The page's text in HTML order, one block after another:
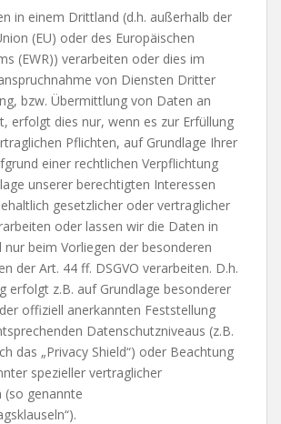
in einem Drittland (d.h. außerhalb der
(EU) oder des Europäischen
(EWR)) verarbeiten oder dies im
von Diensten Dritter
bzw. Übermittlung von Daten an
erfolgt dies nur, wenn es zur Erfüllung
Pflichten, auf Grundlage Ihrer
einer rechtlichen Verpflichtung
unserer berechtigten Interessen
gesetzlicher oder vertraglicher
oder lassen wir die Daten in
beim Vorliegen der besonderen
der Art. 44 ff. DSGVO verarbeiten. D.h.
erfolgt z.B. auf Grundlage besonderer
offiziell anerkannten Feststellung
Datenschutzniveaus (z.B.
das „Privacy Shield“) oder Beachtung
spezieller vertraglicher
(so genannte